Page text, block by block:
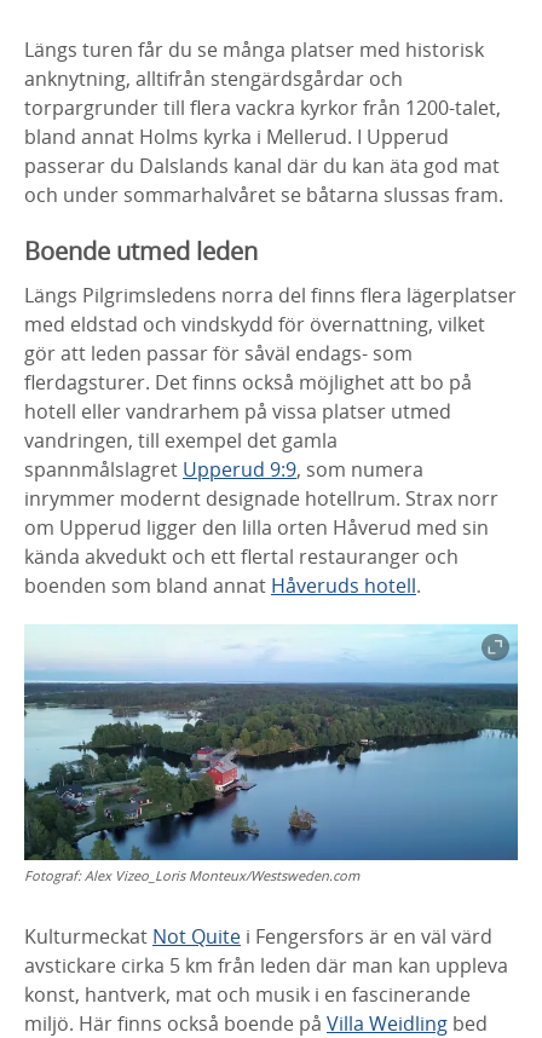
Längs turen får du se många platser med historisk
anknytning, alltifrån stengärdsgårdar och
torpargrunder till flera vackra kyrkor från 1200-talet,
bland annat Holms kyrka i Mellerud. I Upperud
passerar du Dalslands kanal där du kan äta god mat
och under sommarhalvåret se båtarna slussas fram.
Boende utmed leden
Längs Pilgrimsledens norra del finns flera lägerplatser
med eldstad och vindskydd för övernattning, vilket
gör att leden passar för såväl endags- som
flerdagsturer. Det finns också möjlighet att bo på
hotell eller vandrarhem på vissa platser utmed
vandringen, till exempel det gamla
spannmålslagret Upperud 9:9, som numera
inrymmer modernt designade hotellrum. Strax norr
om Upperud ligger den lilla orten Håverud med sin
kända akvedukt och ett flertal restauranger och
boenden som bland annat Håveruds hotell.
Fotograf:Alex Vizeo_Loris Monteux/Westsweden.com
Kulturmeckat Not Quite i Fengersfors är en väl värd
avstickare cirka 5 km från leden där man kan uppleva
konst, hantverk, mat och musik i en fascinerande
miljö. Här finns också boende på Villa Weidling bed